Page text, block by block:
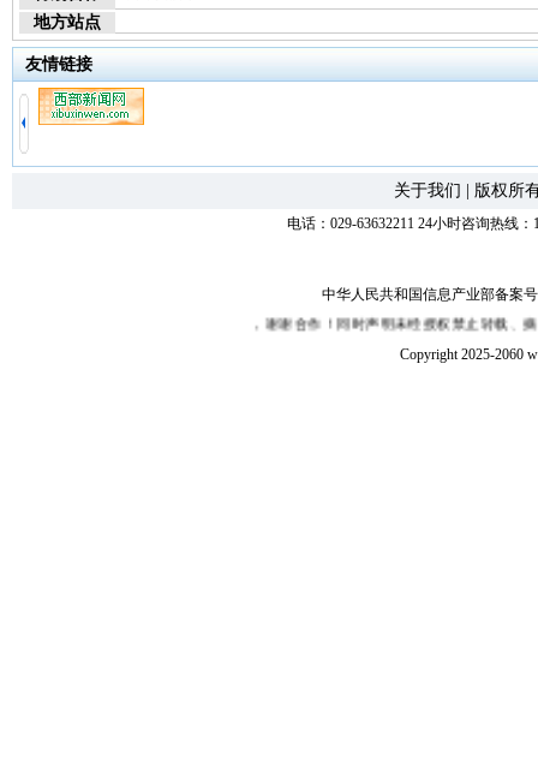
地方站点
友情链接
关于我们 版权所
电话：029-63632211 24小时咨询热线
中华人民共和国信息产业部备案
一时间予以更改或删除，谢谢合作！同时声明未经授权禁止转载、摘编、复制
Copyright 2025-2060